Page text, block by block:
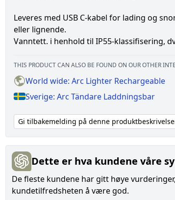
Leveres med USB C-kabel for lading og
eller lignende.
Vanntett. i henhold til IP55-klassifisering,
THIS PRODUCT CAN ALSO BE FOUND ON OUR OTHER
World wide: Arc Lighter Rechargeable
Sverige: Arc Tändare Laddningsbar
Gi tilbakemelding på denne
Dette er hva kundene våre
De fleste kundene har gitt høye
kundetilfredsheten å være god.